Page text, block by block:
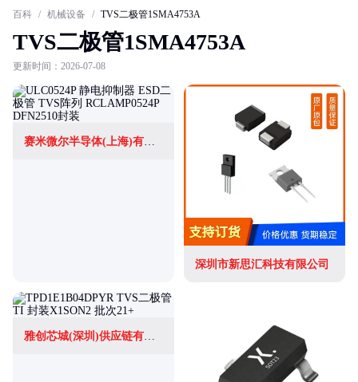
百科 / 机械设备 / TVS二极管1SMA4753A
TVS二极管1SMA4753A
更新时间：2026-07-08
赛米微尔半导体(上海)有限公司
深圳市新思汇科技有限公司
雅创芯城(深圳)供应链有限公司